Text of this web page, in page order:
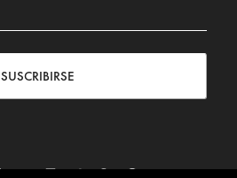
SUSCRIBIRSE